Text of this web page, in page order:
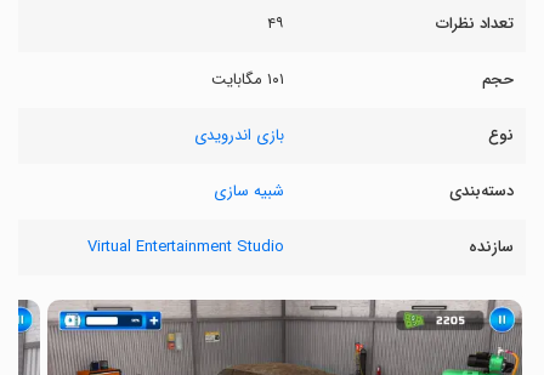
تعداد نظرات ۴۹
حجم ۱۰۱ مگابایت
نوع بازی اندرویدی
دسته‌بندی شبیه سازی
سازنده Virtual Entertainment Studio